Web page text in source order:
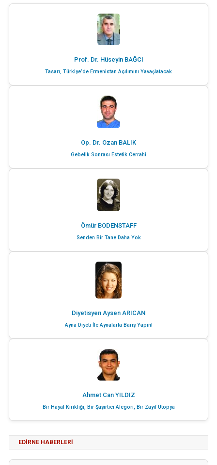
Prof. Dr. Hüseyin BAĞCI
Tasarı, Türkiye’de Ermenistan Açılımını Yavaşlatacak
Op. Dr. Ozan BALIK
Gebelik Sonrası Estetik Cerrahi
Ömür BODENSTAFF
Senden Bir Tane Daha Yok
Diyetisyen Aysen ARICAN
Ayna Diyeti İle Aynalarla Barış Yapın!
Ahmet Can YILDIZ
Bir Hayal Kırıklığı, Bir Şaşırtıcı Alegori, Bir Zayıf Ütopya
EDIRNE HABERLERI